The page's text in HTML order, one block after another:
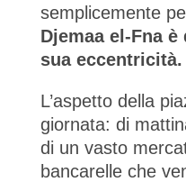
semplicemente
Djemaa el-Fna
sua eccentricità.
L’aspetto della
giornata: di
di un vasto
bancarelle che